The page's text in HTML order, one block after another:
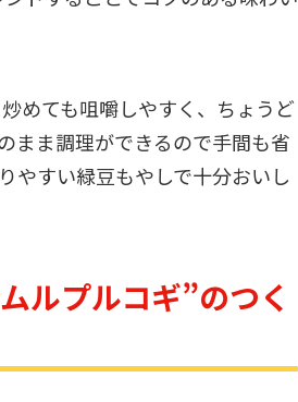
めても咀嚼しやすく、ちょうど
まま調理ができるので手間も省
やすい緑豆もやしで十分おいし
ルプルコギ”のつく